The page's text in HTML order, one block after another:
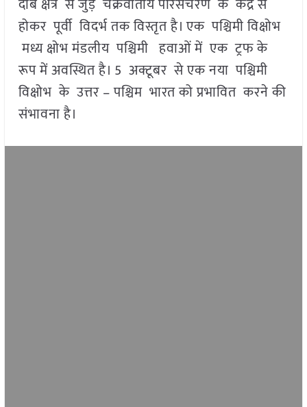
दाब क्षेत्र से जुड़े चक्रवातीय परिसंचरण के केंद्र से
होकर पूर्वी विदर्भ तक विस्तृत है। एक पश्चिमी विक्षोभ
मध्य क्षोभ मंडलीय पश्चिमी हवाओं में एक ट्रफ के
रूप में अवस्थित है। 5 अक्टूबर से एक नया पश्चिमी
विक्षोभ के उत्तर – पश्चिम भारत को प्रभावित करने की
संभावना है।